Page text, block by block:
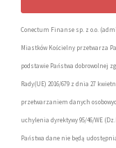
Conectum Finanse sp. z o.o.
Miastków Kościelny przetwarza
podstawie Państwa dobrowolnej
Rady(UE) 2016/679 z dnia 27
przetwarzaniem danych
uchylenia dyrektywy 95/46/WE
Państwa dane nie będą